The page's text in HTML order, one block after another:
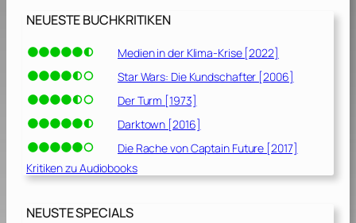
9
NEUESTE BUCHKRITIKEN
Medien in der Klima-Krise [2022]
Star Wars: Die Kundschafter [2006]
Der Turm [1973]
Darktown [2016]
Die Rache von Captain Future [2017]
Kritiken zu Audiobooks
NEUSTE SPECIALS